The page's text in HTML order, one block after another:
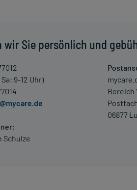
der Beschwerde und/oder Dauer der
unter anderem zu
bei dem Verdacht auf eine
wir Sie persönlich und
9-12 Uhr)
Schulze
Bereich
06877